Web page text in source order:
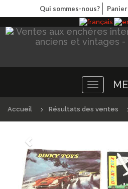
Qui sommes-nous? Panier
Toggle
navigation
Accueil Résultats des ventes
Précédént